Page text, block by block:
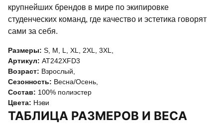
крупнейших брендов в мире по экипировке
студенческих команд, где качество и эстетика говорят
сами за себя.
Размеры: S M L XL 2XL 3XL
Артикул: AT242XFD3
Возраст: Взрослый
Сезонность: Весна/Осень
Состав: 100% полиэстер
Цвета: Нэви
ТАБЛИЦА РАЗМЕРОВ И ВЕСА